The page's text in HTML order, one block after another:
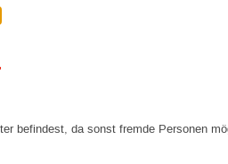
befindest, da sonst fremde Personen